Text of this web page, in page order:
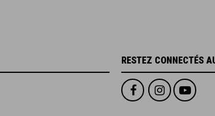
RESTEZ CONNECTÉS